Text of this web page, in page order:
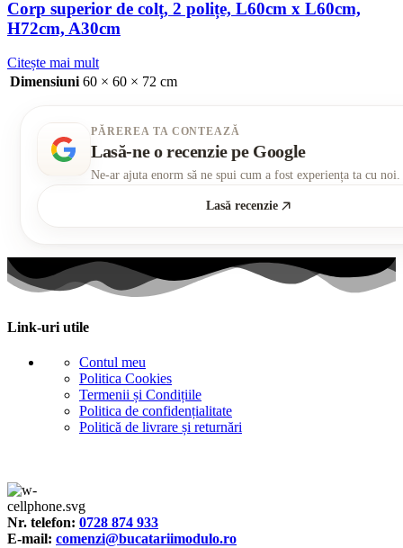
Corp superior de colț, 2 polițe, L60cm x L60cm,
H72cm, A30cm
Citește mai mult
Dimensiuni 60 × 60 × 72 cm
PĂREREA TA CONTEAZĂ
Lasă-ne o recenzie pe Google
Ne-ar ajuta enorm să ne spui cum a fost experiența ta cu noi.
Lasă recenzie
Link-uri utile
Contul meu
Politica Cookies
Termenii și Condițiile
Politica de confidențialitate
Politică de livrare și returnări
Nr. telefon: 0728 874 933
E-mail: comenzi@bucatariimodulo.ro